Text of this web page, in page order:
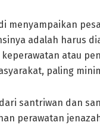
menyampaikan
adalah harus
keperawatan atau
paling
santriwan dan
perawatan